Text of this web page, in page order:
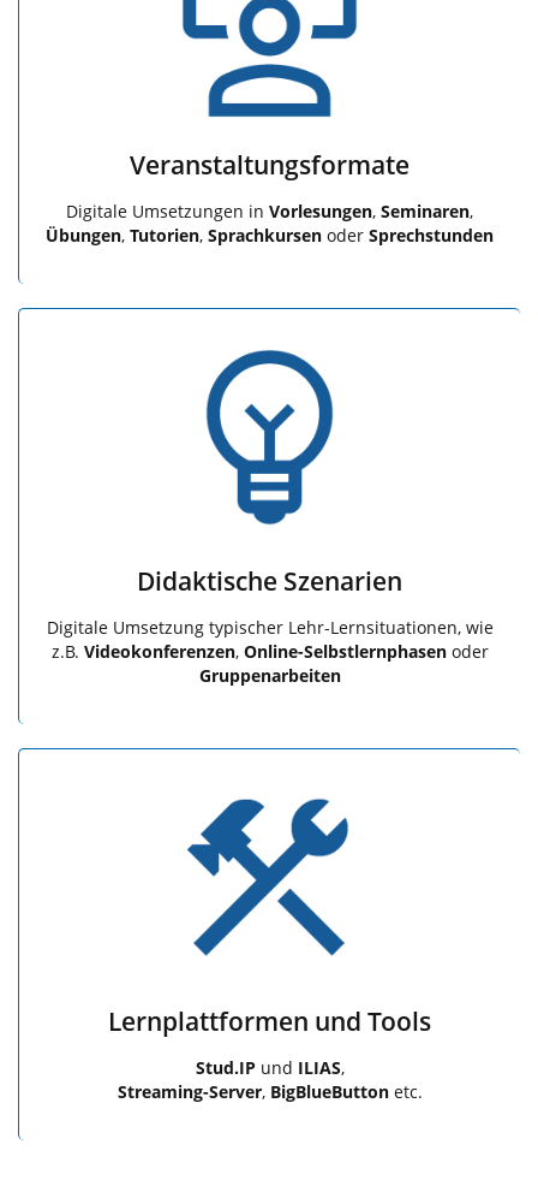
Veranstaltungsformate
Digitale Umsetzungen in Vorlesungen, Seminaren,
Übungen, Tutorien, Sprachkursen oder Sprechstunden
Didaktische Szenarien
Digitale Umsetzung typischer Lehr-Lernsituationen, wie
z.B. Videokonferenzen, Online-Selbstlernphasenoder
Gruppenarbeiten
Lernplattformen und Tools
Stud.IP und ILIAS,
Streaming-Server, BigBlueButtonetc.